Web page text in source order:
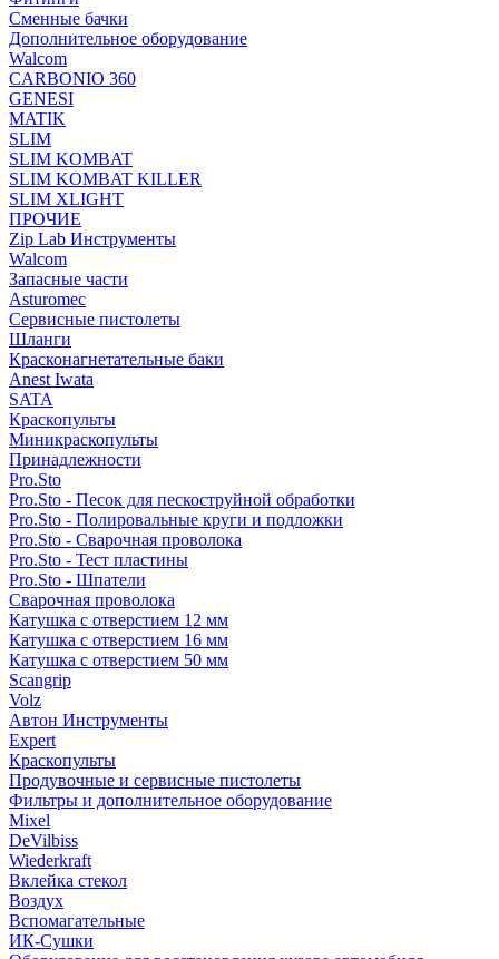
Сменные бачки
Дополнительное оборудование
Walcom
CARBONIO 360
GENESI
MATIK
SLIM
SLIM KOMBAT
SLIM KOMBAT KILLER
SLIM XLIGHT
ПРОЧИЕ
Zip Lab Инструменты
Walсom
Запасные части
Asturomec
Сервисные пистолеты
Шланги
Красконагнетательные баки
Anest Iwata
SATA
Краскопульты
Миникраскопульты
Принадлежности
Pro.Sto
Pro.Sto - Песок для пескоструйной обработки
Pro.Sto - Полировальные круги и подложки
Pro.Sto - Сварочная проволока
Pro.Sto - Тест пластины
Pro.Sto - Шпатели
Сварочная проволока
Катушка с отверстием 12 мм
Катушка с отверстием 16 мм
Катушка с отверстием 50 мм
Scangrip
Volz
Автон Инструменты
Expert
Краскопульты
Продувочные и сервисные пистолеты
Фильтры и дополнительное оборудование
Mixel
DeVilbiss
Wiederkraft
Вклейка стекол
Воздух
Вспомагательные
ИК-Сушки